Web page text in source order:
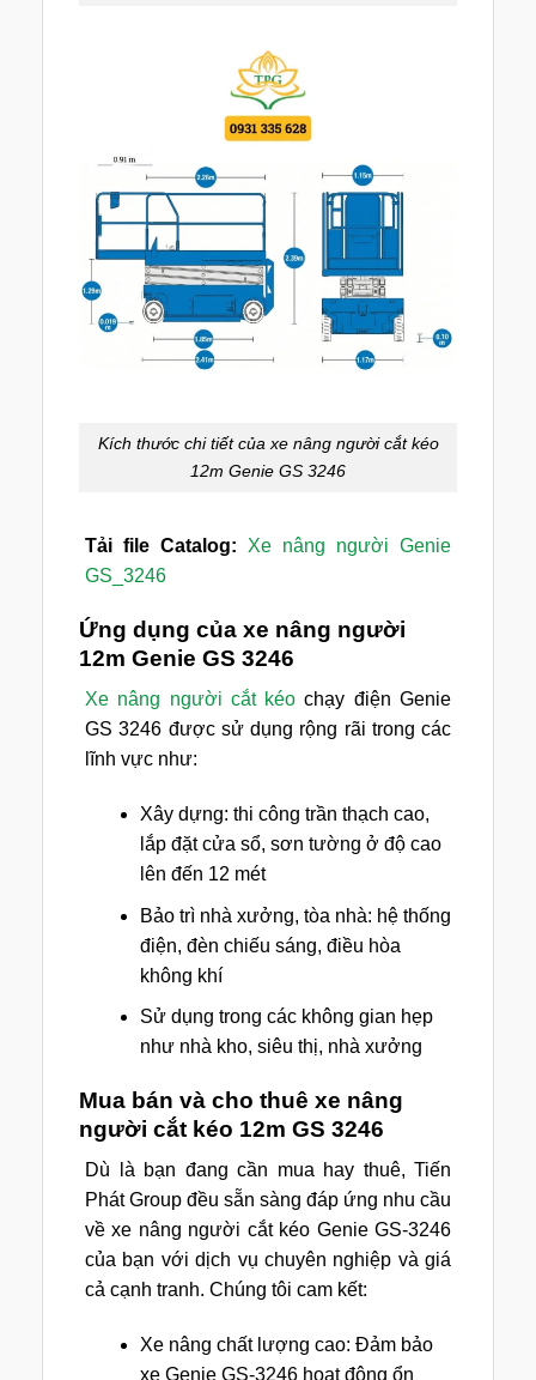
Kích thước chi tiết của xe nâng người cắt kéo
12m Genie GS 3246
Tải file Catalog:
Xe nâng người Genie
GS_3246
Ứng dụng của xe nâng người
12m Genie GS 3246
Xe nâng người cắt kéo chạy điện Genie
GS 3246 được sử dụng rộng rãi trong các
lĩnh vực như:
Xây dựng: thi công trần thạch cao,
lắp đặt cửa sổ, sơn tường ở độ cao
lên đến 12 mét
Bảo trì nhà xưởng, tòa nhà: hệ thống
điện, đèn chiếu sáng, điều hòa
không khí
Sử dụng trong các không gian hẹp
như nhà kho, siêu thị, nhà xưởng
Mua bán và cho thuê xe nâng
người cắt kéo 12m GS 3246
Dù là bạn đang cần mua hay thuê, Tiến
Phát Group đều sẵn sàng đáp ứng nhu cầu
về xe nâng người cắt kéo Genie GS-3246
của bạn với dịch vụ chuyên nghiệp và giá
cả cạnh tranh. Chúng tôi cam kết:
Xe nâng chất lượng cao: Đảm bảo
xe Genie GS-3246 hoạt động ổn